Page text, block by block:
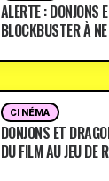
ALERTE : DONJONS
BLOCKBUSTER À
CINÉMA
DONJONS ET
DU FILM AU JEU DE